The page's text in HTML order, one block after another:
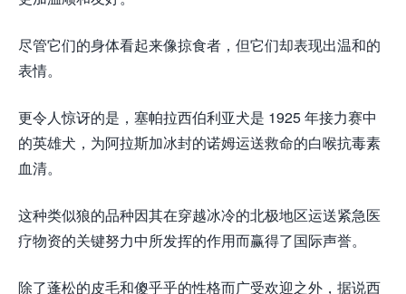
尽管它们的身体看起来像掠食者，但它们却表现出温和的
表情。
更令人惊讶的是，塞帕拉西伯利亚犬是 1925 年接力赛中
的英雄犬，为阿拉斯加冰封的诺姆运送救命的白喉抗毒素
血清。
这种类似狼的品种因其在穿越冰冷的北极地区运送紧急医
疗物资的关键努力中所发挥的作用而赢得了国际声誉。
除了蓬松的皮毛和傻乎乎的性格而广受欢迎之外，据说西